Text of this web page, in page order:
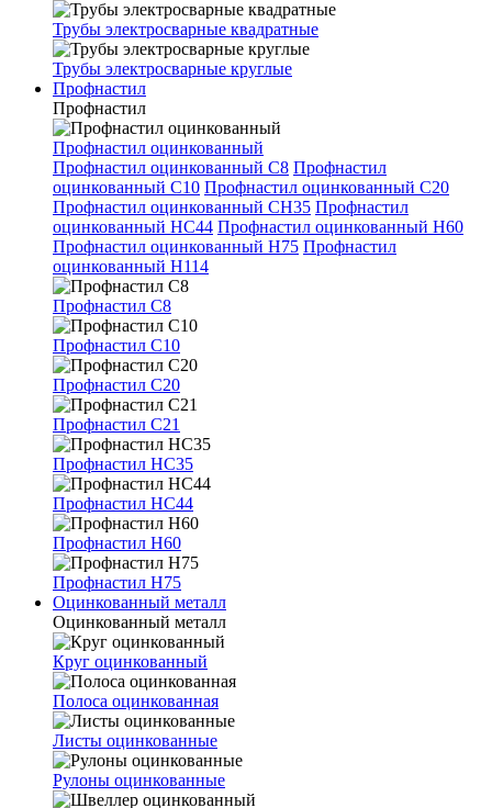
Трубы электросварные квадратные
Трубы электросварные круглые
Профнастил
Профнастил
Профнастил оцинкованный
Профнастил оцинкованный С8 Профнастил
оцинкованный С10 Профнастил оцинкованный С20
Профнастил оцинкованный СН35 Профнастил
оцинкованный НС44 Профнастил оцинкованный Н60
Профнастил оцинкованный Н75 Профнастил
оцинкованный Н114
Профнастил С8
Профнастил С10
Профнастил С20
Профнастил С21
Профнастил НС35
Профнастил НС44
Профнастил Н60
Профнастил Н75
Оцинкованный металл
Оцинкованный металл
Круг оцинкованный
Полоса оцинкованная
Листы оцинкованные
Рулоны оцинкованные